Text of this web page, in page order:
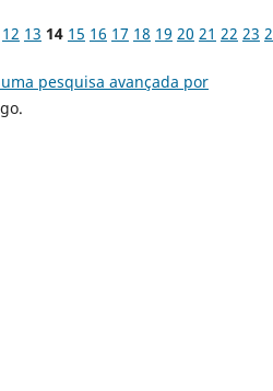
12 13 14 15 16 17 18 19 20 21 22 23
pesquisa avançada por